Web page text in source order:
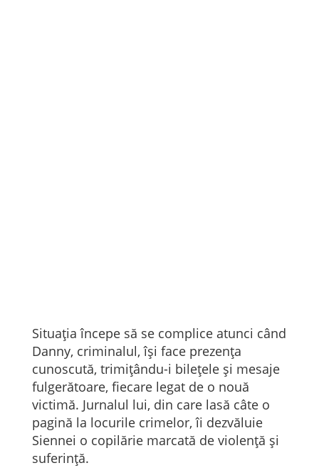
Situația începe să se complice atunci când
Danny, criminalul, își face prezența
cunoscută, trimițându-i bilețele și mesaje
fulgerătoare, fiecare legat de o nouă
victimă. Jurnalul lui, din care lasă câte o
pagină la locurile crimelor, îi dezvăluie
Siennei o copilărie marcată de violență și
suferință.